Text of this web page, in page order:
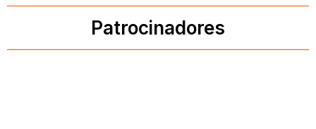
Patrocinadores